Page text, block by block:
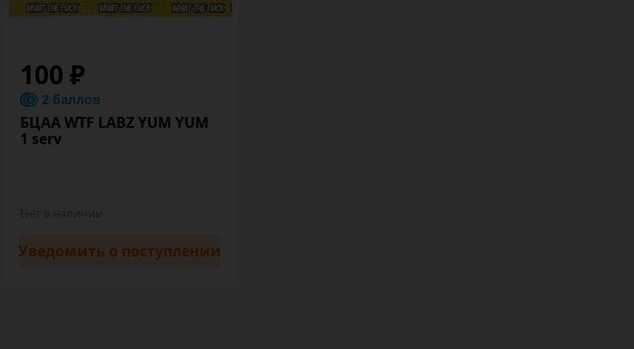
100 ₽
2 баллов
БЦАА WTF LABZ YUM YUM
1 serv
Уведомить о поступлении